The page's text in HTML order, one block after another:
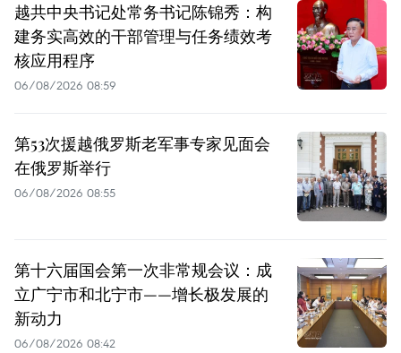
越共中央书记处常务书记陈锦秀：构
建务实高效的干部管理与任务绩效考
核应用程序
06/08/2026 08:59
第53次援越俄罗斯老军事专家见面会
在俄罗斯举行
06/08/2026 08:55
第十六届国会第一次非常规会议：成
立广宁市和北宁市——增长极发展的
新动力
06/08/2026 08:42